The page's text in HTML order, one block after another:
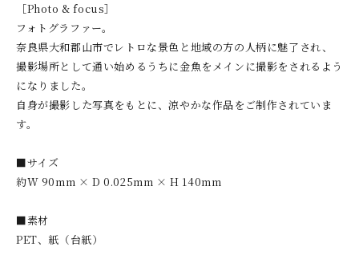
［Photo & focus］
フォトグラファー。
奈良県大和郡山市でレトロな景色と地域の方の人柄に魅了され、
撮影場所として通い始めるうちに金魚をメインに撮影をされるよう
になりました。
自身が撮影した写真をもとに、涼やかな作品をご制作されていま
す。
■サイズ
約W 90mm × D 0.025mm × H 140mm
■素材
PET、紙（台紙）